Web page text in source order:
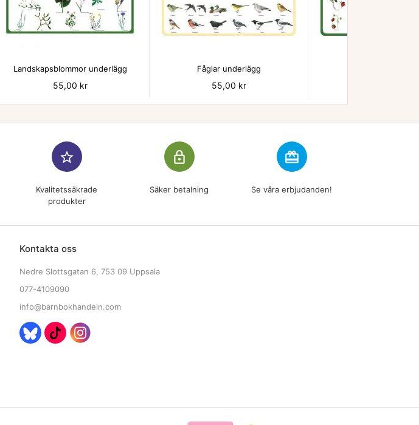
Landskapsblommor underlägg
Pris
55,00 kr

Fåglar underlägg
Pris
55,00 kr
star_border
Kvalitetssäkrade
produkter
lock_outline
Säker betalning
redeem
Se våra erbjudanden!
Kontakta oss
Nedre Slottsgatan 6, 753 09 Uppsala
077-4109090
info@barnbokhandeln.com